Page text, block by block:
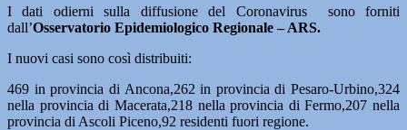
I dati odierni sulla diffusione del Coronavirus sono forniti
dall’Osservatorio Epidemiologico Regionale – ARS.
I nuovi casi sono così distribuiti:
469 in provincia di Ancona,262 in provincia di Pesaro-Urbino,324
nella provincia di Macerata,218 nella provincia di Fermo,207 nella
provincia di Ascoli Piceno,92 residenti fuori regione.